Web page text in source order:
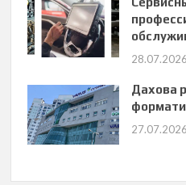
28.07.2026
Дахова
формати
27.07.2026